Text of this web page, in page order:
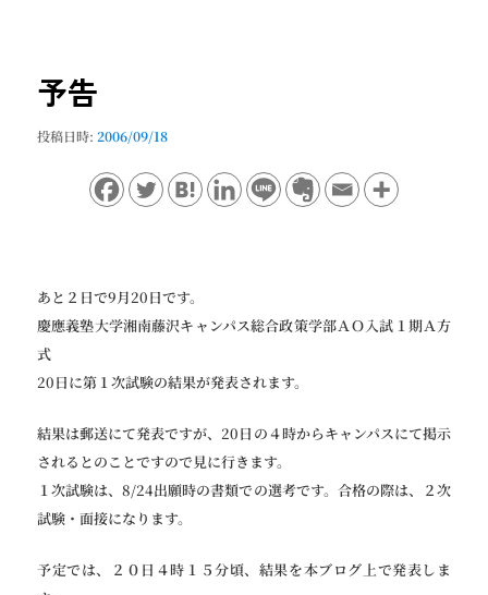
ー
ョ
予告
投稿日時:2006/09/18
あと２日で9月20日です。
慶應義塾大学湘南藤沢キャンパス総合政策学部ＡＯ入試１期Ａ方
式
20日に第１次試験の結果が発表されます。
結果は郵送にて発表ですが、20日の４時からキャンパスにて掲示
されるとのことですので見に行きます。
１次試験は、8/24出願時の書類での選考です。合格の際は、２次
試験・面接になります。
予定では、２０日４時１５分頃、結果を本ブログ上で発表しま